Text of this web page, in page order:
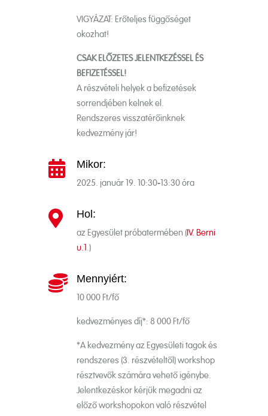
VIGYÁZAT: Erőteljes függőséget
okozhat!
CSAK ELŐZETES JELENTKEZÉSSEL ÉS
BEFIZETÉSSEL!
A részvételi helyek a befizetések
sorrendjében kelnek el.
Rendszeres visszatérőinknek
kedvezmény jár!
 Mikor:
2025. január 19. 10:30-13:30 óra
 Hol:
az Egyesület próbatermében (IV. Berni
u.1.)
 Mennyiért:
10 000 Ft/fő
kedvezményes díj*: 8 000 Ft/fő
*A kedvezmény az Egyesületi tagok és
rendszeres (3. részvételtől) workshop
résztvevők számára vehető igénybe.
Jelentkezéskor kérjük megadni az
előző workshopokon való részvétel